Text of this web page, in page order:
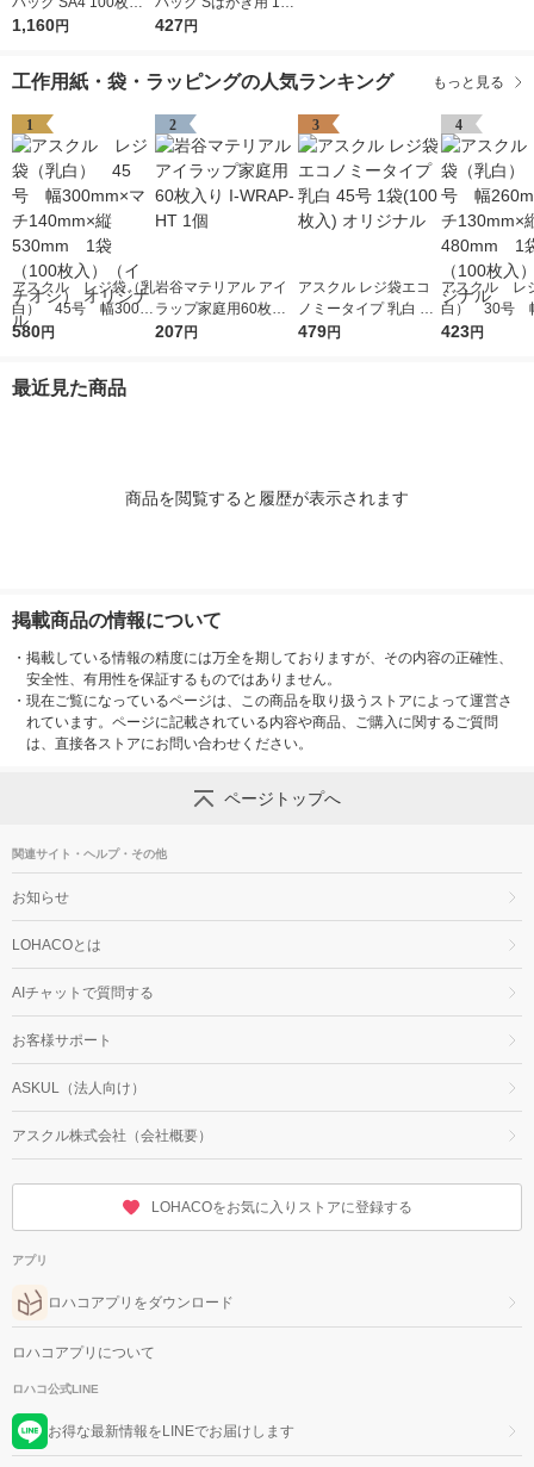
739200 1袋(100枚入)
1,160円
枚入 6751700 1袋(10
427円
工作用紙・袋・ラッピングの人気ランキング もっと見る
1
アスクル レジ袋（乳
白） 45号 幅300m
m×マチ140mm×縦53
リジナル
580円
2
岩谷マテリアル アイ
ラップ家庭用60枚入
り I-WRAP-HT 1個
207円
3
アスクル レジ袋エコ
ノミータイプ 乳白 45
号 1袋(100枚入) オリ
479円
4
アスクル レ
白） 30号
m×マチ
423円
最近見た商品
商品を閲覧すると履歴が表示されます
掲載商品の情報について
・ 掲載している情報の精度には万全を期しておりますが、その内容の正確性、
安全性、有用性を保証するものではありません。
・ 現在ご覧になっているページは、この商品を取り扱うストアによって運営さ
れています。ページに記載されている内容や商品、ご購入に関するご質問
は、直接各ストアにお問い合わせください。
ページトップへ
関連サイト・ヘルプ・その他
お知らせ
LOHACOとは
AIチャットで質問する
お客様サポート
ASKUL（法人向け）
アスクル株式会社（会社概要）
LOHACOをお気に入りストアに登録する
アプリ
ロハコアプリをダウンロード
ロハコアプリについて
ロハコ公式LINE
お得な最新情報をLINEでお届けします